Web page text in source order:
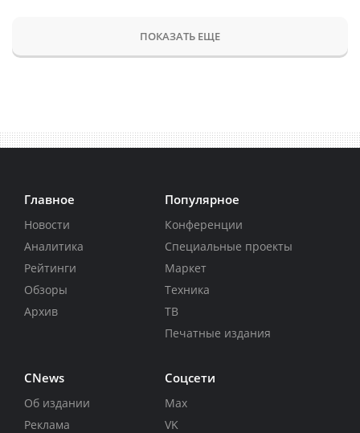
ПОКАЗАТЬ ЕЩЕ
Главное
Новости
Аналитика
Рейтинги
Обзоры
Архив
Популярное
Конференции
Специальные проекты
Маркет
Техника
ТВ
Печатные издания
CNews
Об издании
Реклама
Соцсети
Max
VK